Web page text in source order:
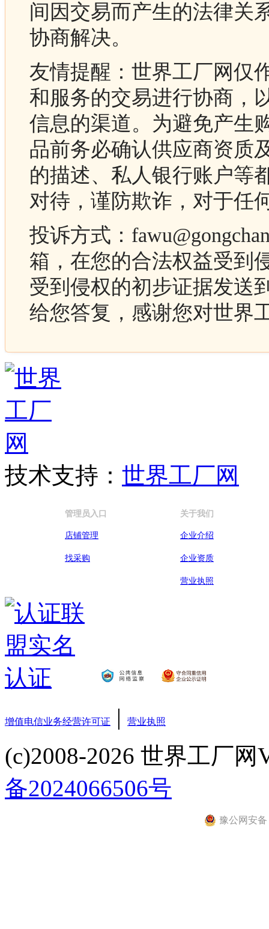
间因交易而产生的法律关
协商解决。
友情提醒：世界工厂网仅
和服务的交易进行协商，
信息的渠道。为避免产生
品前务必确认供应商资质
的描述、私人银行账户等
对待，谨防欺诈，对于任
投诉方式：
箱，在您的合法权益受到
受到侵权的初步证据发送
给您答复，感谢您对世界
技术支持： 世界工厂网
管理员入口
店铺管理
找采购
关于我们
企业介绍
企业资质
营业执照
增值电信业务经营许可证 | 营业执照
(c)2008-2026 世界工厂网
备2024066506号
豫公网安备